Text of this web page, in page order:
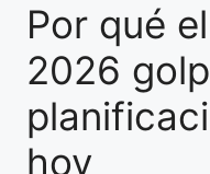
Por qué
2026
hoy